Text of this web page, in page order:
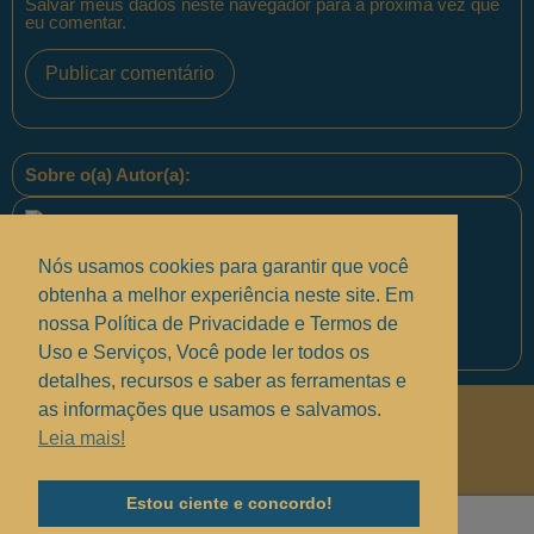
Salvar meus dados neste navegador para a próxima vez que
eu comentar.
Sobre o(a) Autor(a):
Equipe PontoPM
Políticas de Privacidade.
Solucionando suas dúvidas
Nós usamos cookies para garantir que você
obtenha a melhor experiência neste site. Em
nossa Política de Privacidade e Termos de
Uso e Serviços, Você pode ler todos os
detalhes, recursos e saber as ferramentas e
as informações que usamos e salvamos.
Leia mais!
Estou ciente e concordo!